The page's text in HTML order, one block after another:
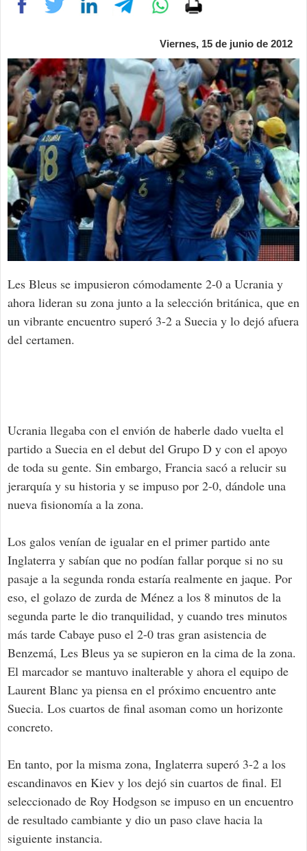
Viernes, 15 de junio de 2012
Les Bleus se impusieron cómodamente 2-0 a Ucrania y
ahora lideran su zona junto a la selección británica, que en
un vibrante encuentro superó 3-2 a Suecia y lo dejó afuera
del certamen.
Ucrania llegaba con el envión de haberle dado vuelta el
partido a Suecia en el debut del Grupo D y con el apoyo
de toda su gente. Sin embargo, Francia sacó a relucir su
jerarquía y su historia y se impuso por 2-0, dándole una
nueva fisionomía a la zona.
Los galos venían de igualar en el primer partido ante
Inglaterra y sabían que no podían fallar porque si no su
pasaje a la segunda ronda estaría realmente en jaque. Por
eso, el golazo de zurda de Ménez a los 8 minutos de la
segunda parte le dio tranquilidad, y cuando tres minutos
más tarde Cabaye puso el 2-0 tras gran asistencia de
Benzemá, Les Bleus ya se supieron en la cima de la zona.
El marcador se mantuvo inalterable y ahora el equipo de
Laurent Blanc ya piensa en el próximo encuentro ante
Suecia. Los cuartos de final asoman como un horizonte
concreto.
En tanto, por la misma zona, Inglaterra superó 3-2 a los
escandinavos en Kiev y los dejó sin cuartos de final. El
seleccionado de Roy Hodgson se impuso en un encuentro
de resultado cambiante y dio un paso clave hacia la
siguiente instancia.